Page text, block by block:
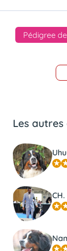
Pédigree
Les autres